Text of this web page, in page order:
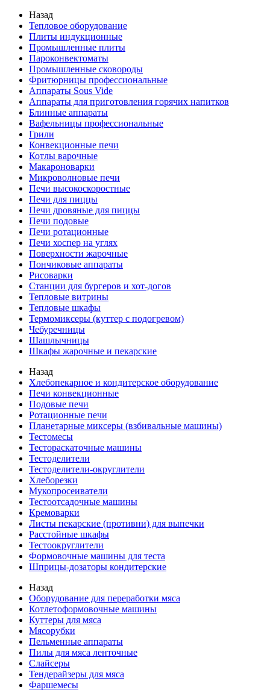
Назад
Тепловое оборудование
Плиты индукционные
Промышленные плиты
Пароконвектоматы
Промышленные сковороды
Фритюрницы профессиональные
Аппараты Sous Vide
Аппараты для приготовления горячих напитков
Блинные аппараты
Вафельницы профессиональные
Грили
Конвекционные печи
Котлы варочные
Макароноварки
Микроволновые печи
Печи высокоскоростные
Печи для пиццы
Печи дровяные для пиццы
Печи подовые
Печи ротационные
Печи хоспер на углях
Поверхности жарочные
Пончиковые аппараты
Рисоварки
Станции для бургеров и хот-догов
Тепловые витрины
Тепловые шкафы
Термомиксеры (куттер с подогревом)
Чебуречницы
Шашлычницы
Шкафы жарочные и пекарские
Назад
Хлебопекарное и кондитерское оборудование
Печи конвекционные
Подовые печи
Ротационные печи
Планетарные миксеры (взбивальные машины)
Тестомесы
Тестораскаточные машины
Тестоделители
Тестоделители-округлители
Хлеборезки
Мукопросеиватели
Тестоотсадочные машины
Кремоварки
Листы пекарские (противни) для выпечки
Расстойные шкафы
Тестоокруглители
Формовочные машины для теста
Шприцы-дозаторы кондитерские
Назад
Оборудование для переработки мяса
Котлетоформовочные машины
Куттеры для мяса
Мясорубки
Пельменные аппараты
Пилы для мяса ленточные
Слайсеры
Тендерайзеры для мяса
Фаршемесы